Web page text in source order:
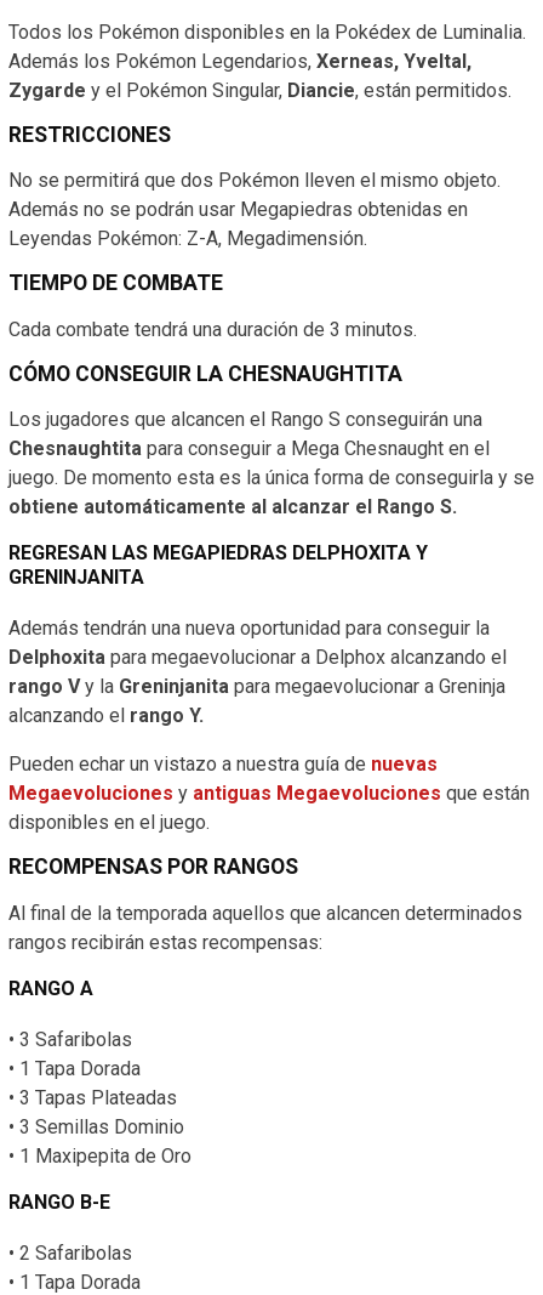
Todos los Pokémon disponibles en la Pokédex de Luminalia.
Además los Pokémon Legendarios, Xerneas, Yveltal,
Zygarde y el Pokémon Singular, Diancie, están permitidos.
RESTRICCIONES
No se permitirá que dos Pokémon lleven el mismo objeto.
Además no se podrán usar Megapiedras obtenidas en
Leyendas Pokémon: Z-A, Megadimensión.
TIEMPO DE COMBATE
Cada combate tendrá una duración de 3 minutos.
CÓMO CONSEGUIR LA CHESNAUGHTITA
Los jugadores que alcancen el Rango S conseguirán una
Chesnaughtita para conseguir a Mega Chesnaught en el
juego. De momento esta es la única forma de conseguirla y se
obtiene automáticamente al alcanzar el Rango S.
REGRESAN LAS MEGAPIEDRAS DELPHOXITA Y
GRENINJANITA
Además tendrán una nueva oportunidad para conseguir la
Delphoxita para megaevolucionar a Delphox alcanzando el
rango Vy la Greninjanita para megaevolucionar a Greninja
alcanzando el rango Y.
Pueden echar un vistazo a nuestra guía de nuevas
Megaevoluciones y antiguas Megaevoluciones que están
disponibles en el juego.
RECOMPENSAS POR RANGOS
Al final de la temporada aquellos que alcancen determinados
rangos recibirán estas recompensas:
RANGO A
• 3 Safaribolas
• 1 Tapa Dorada
• 3 Tapas Plateadas
• 3 Semillas Dominio
• 1 Maxipepita de Oro
RANGO B-E
• 2 Safaribolas
• 1 Tapa Dorada